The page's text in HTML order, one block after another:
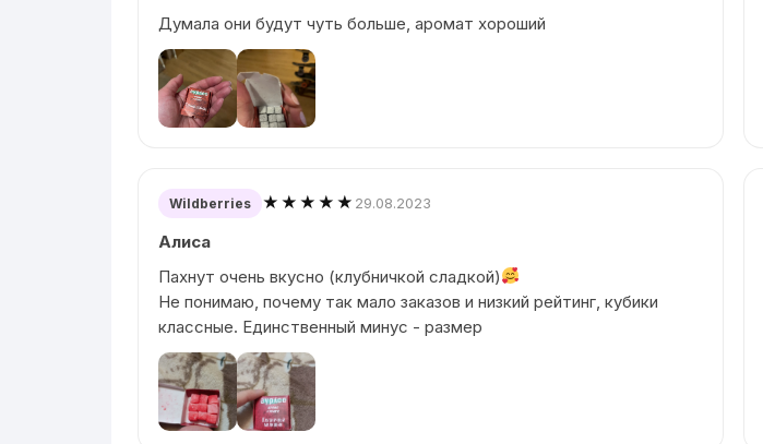
Думала они будут чуть больше, аромат хороший
Wildberries ★★★★★ 29.08.2023
Алиса
Пахнут очень вкусно (клубничкой сладкой)
Не понимаю, почему так мало заказов и низкий рейтинг, кубики
классные. Единственный минус - размер